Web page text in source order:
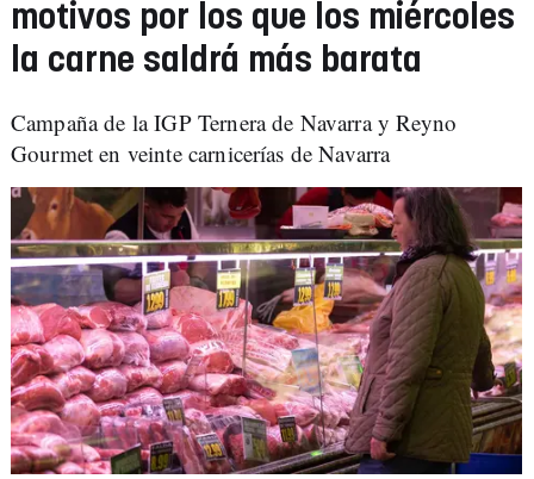
motivos por los que los miércoles
la carne saldrá más barata
Campaña de la IGP Ternera de Navarra y Reyno
Gourmet en veinte carnicerías de Navarra